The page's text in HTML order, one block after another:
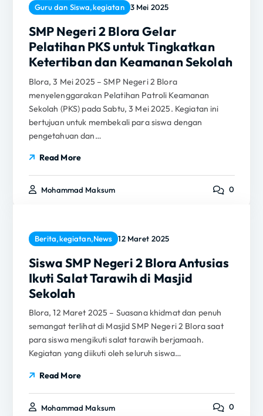
Guru dan Siswa,kegiatan 3 Mei 2025
SMP Negeri 2 Blora Gelar
Pelatihan PKS untuk Tingkatkan
Ketertiban dan Keamanan Sekolah
Blora, 3 Mei 2025 – SMP Negeri 2 Blora
menyelenggarakan Pelatihan Patroli Keamanan
Sekolah (PKS) pada Sabtu, 3 Mei 2025. Kegiatan ini
bertujuan untuk membekali para siswa dengan
pengetahuan dan…
Read More
Mohammad Maksum 0
Berita,kegiatan,News 12 Maret 2025
Siswa SMP Negeri 2 Blora Antusias
Ikuti Salat Tarawih di Masjid
Sekolah
Blora, 12 Maret 2025 – Suasana khidmat dan penuh
semangat terlihat di Masjid SMP Negeri 2 Blora saat
para siswa mengikuti salat tarawih berjamaah.
Kegiatan yang diikuti oleh seluruh siswa…
Read More
Mohammad Maksum 0